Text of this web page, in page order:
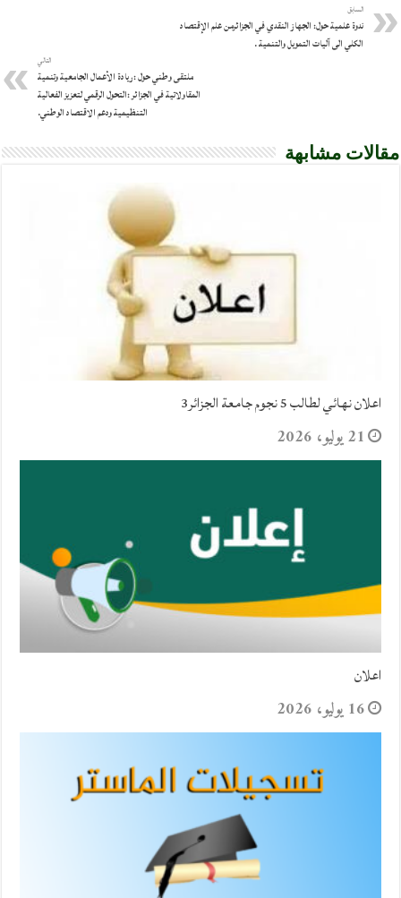
السابق
ندوة علمية حول: الجهاز النقدي في الجزائرمن علم الإقتصاد
الكلي الى آليات التمويل والتنمية .
التالي
ملتقى وطني حول :ريادة الأعمال الجامعية وتنمية
المقاولاتية في الجزائر :التحول الرقمي لتعزيز الفعالية
التنظيمية ودعم الاقتصاد الوطني.
مقالات مشابهة
اعلان نهائي لطالب 5 نجوم جامعة الجزائر3
21 يوليو، 2026
اعلان
16 يوليو، 2026